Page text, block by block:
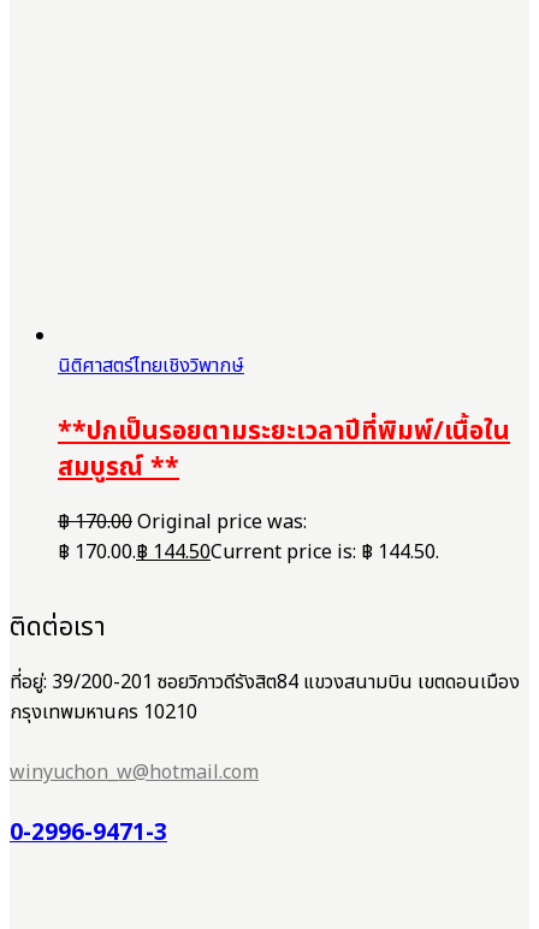
นิติศาสตร์ไทยเชิงวิพากษ์
**ปกเป็นรอยตามระยะเวลาปีที่พิมพ์/เนื้อใน
สมบูรณ์ **
฿170.00Original price was:
฿ 170.00.฿144.50Current price is: ฿ 144.50.
ติดต่อเรา
ที่อยู่: 39/200-201 ซอยวิภาวดีรังสิต84 แขวงสนามบิน เขตดอนเมือง
กรุงเทพมหานคร 10210
winyuchon_w@hotmail.com
0-2996-9471-3